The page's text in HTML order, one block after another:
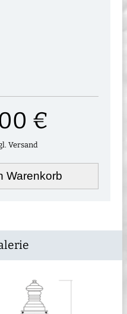
€
Versand
Warenkorb